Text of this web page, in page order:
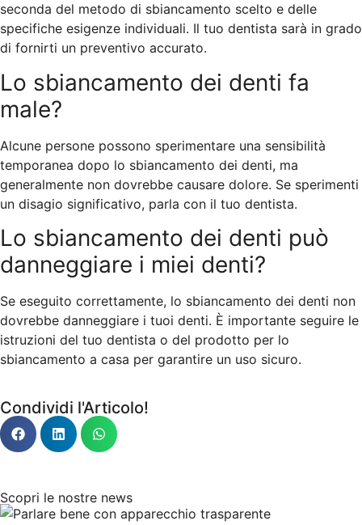
seconda del metodo di sbiancamento scelto e delle
specifiche esigenze individuali. Il tuo dentista sarà in grado
di fornirti un preventivo accurato.
Lo sbiancamento dei denti fa
male?
Alcune persone possono sperimentare una sensibilità
temporanea dopo lo sbiancamento dei denti, ma
generalmente non dovrebbe causare dolore. Se sperimenti
un disagio significativo, parla con il tuo dentista.
Lo sbiancamento dei denti può
danneggiare i miei denti?
Se eseguito correttamente, lo sbiancamento dei denti non
dovrebbe danneggiare i tuoi denti. È importante seguire le
istruzioni del tuo dentista o del prodotto per lo
sbiancamento a casa per garantire un uso sicuro.
Condividi l'Articolo!
Scopri le nostre news